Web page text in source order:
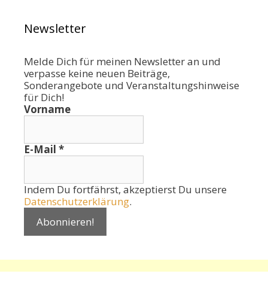
Newsletter
Melde Dich für meinen Newsletter an und
verpasse keine neuen Beiträge,
Sonderangebote und Veranstaltungshinweise
für Dich!
Vorname
E-Mail *
Indem Du fortfährst, akzeptierst Du unsere
Datenschutzerklärung.